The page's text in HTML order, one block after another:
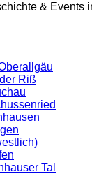
& Events
Riß
Tal